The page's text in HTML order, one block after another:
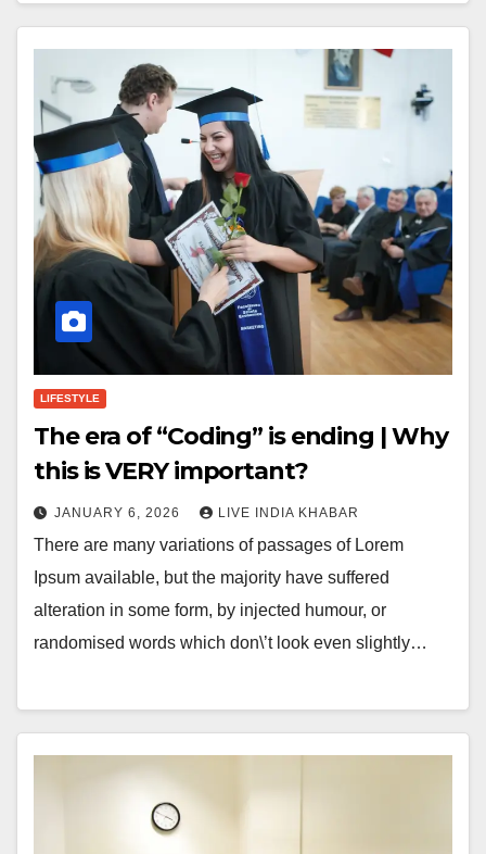
LIFESTYLE
The era of “Coding” is ending | Why
this is VERY important?
JANUARY 6, 2026 LIVE INDIA KHABAR
There are many variations of passages of Lorem
Ipsum available, but the majority have suffered
alteration in some form, by injected humour, or
randomised words which don\’t look even slightly…